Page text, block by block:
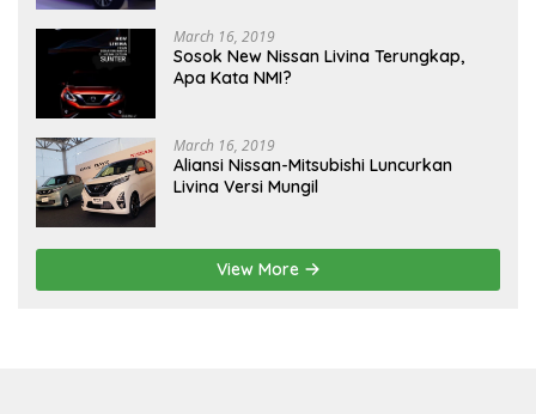
March 16, 2019
Sosok New Nissan Livina Terungkap,
Apa Kata NMI?
March 16, 2019
Aliansi Nissan-Mitsubishi Luncurkan
Livina Versi Mungil
View More